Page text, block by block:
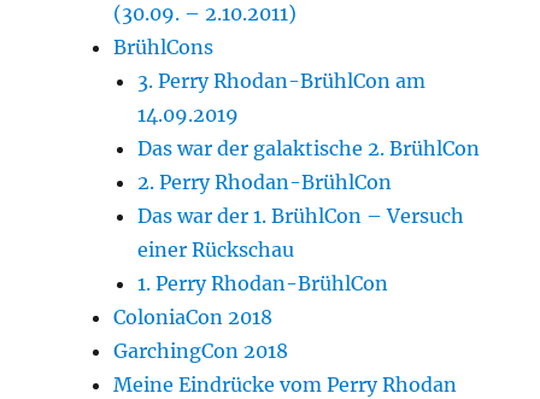
(30.09. – 2.10.2011)
BrühlCons
3. Perry Rhodan-BrühlCon am
14.09.2019
Das war der galaktische 2. BrühlCon
2. Perry Rhodan-BrühlCon
Das war der 1. BrühlCon – Versuch
einer Rückschau
1. Perry Rhodan-BrühlCon
ColoniaCon 2018
GarchingCon 2018
Meine Eindrücke vom Perry Rhodan